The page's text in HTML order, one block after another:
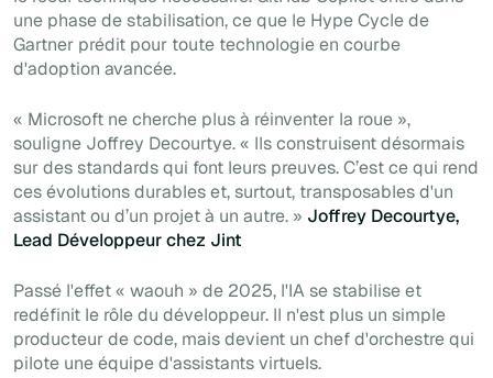
une phase de stabilisation, ce que le Hype Cycle de
Gartner prédit pour toute technologie en courbe
d'adoption avancée.
« Microsoft ne cherche plus à réinventer la roue »,
souligne Joffrey Decourtye. « Ils construisent désormais
sur des standards qui font leurs preuves. C’est ce qui rend
ces évolutions durables et, surtout, transposables d'un
assistant ou d’un projet à un autre. » Joffrey Decourtye,
Lead Développeur chez Jint
Passé l'effet « waouh » de 2025, l'IA se stabilise et
redéfinit le rôle du développeur. Il n'est plus un simple
producteur de code, mais devient un chef d'orchestre qui
pilote une équipe d'assistants virtuels.